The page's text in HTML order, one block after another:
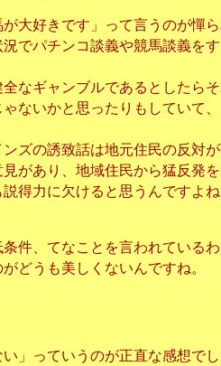
好きです」って言うのが憚ら
パチンコ談義や競馬談義を
なギャンブルであるとしたら
ないかと思ったりもしていて
ズの誘致話は地元住民の反対
があり、地域住民から猛反発を
得力に欠けると思うんですよね
、てなことを言われているわ
どうも美しくないんですね。
」っていうのが正直な感想でし